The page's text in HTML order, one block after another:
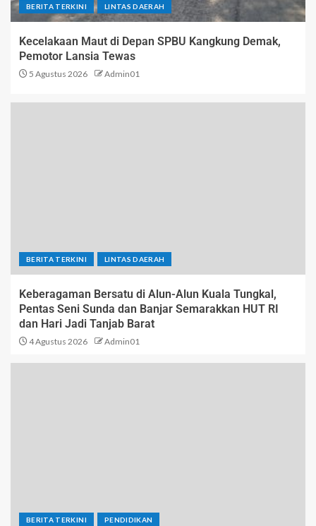
BERITA TERKINI LINTAS DAERAH
Kecelakaan Maut di Depan SPBU Kangkung Demak,
Pemotor Lansia Tewas
5 Agustus 2026 Admin01
BERITA TERKINI LINTAS DAERAH
Keberagaman Bersatu di Alun-Alun Kuala Tungkal,
Pentas Seni Sunda dan Banjar Semarakkan HUT RI
dan Hari Jadi Tanjab Barat
4 Agustus 2026 Admin01
BERITA TERKINI PENDIDIKAN